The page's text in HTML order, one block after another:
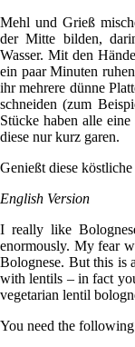
Mehl und Grieß
der Mitte bilden,
Wasser. Mit den
ein paar Minuten
ihr mehrere dünne
schneiden (zum
Stücke haben alle
diese nur kurz garen.
Genießt diese köstliche
English Version
I really like
enormously. My fear
Bolognese. But this is
with lentils – in fact
vegetarian lentil
You need the